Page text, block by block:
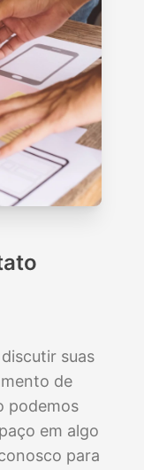
suas
de
podemos
em algo
para